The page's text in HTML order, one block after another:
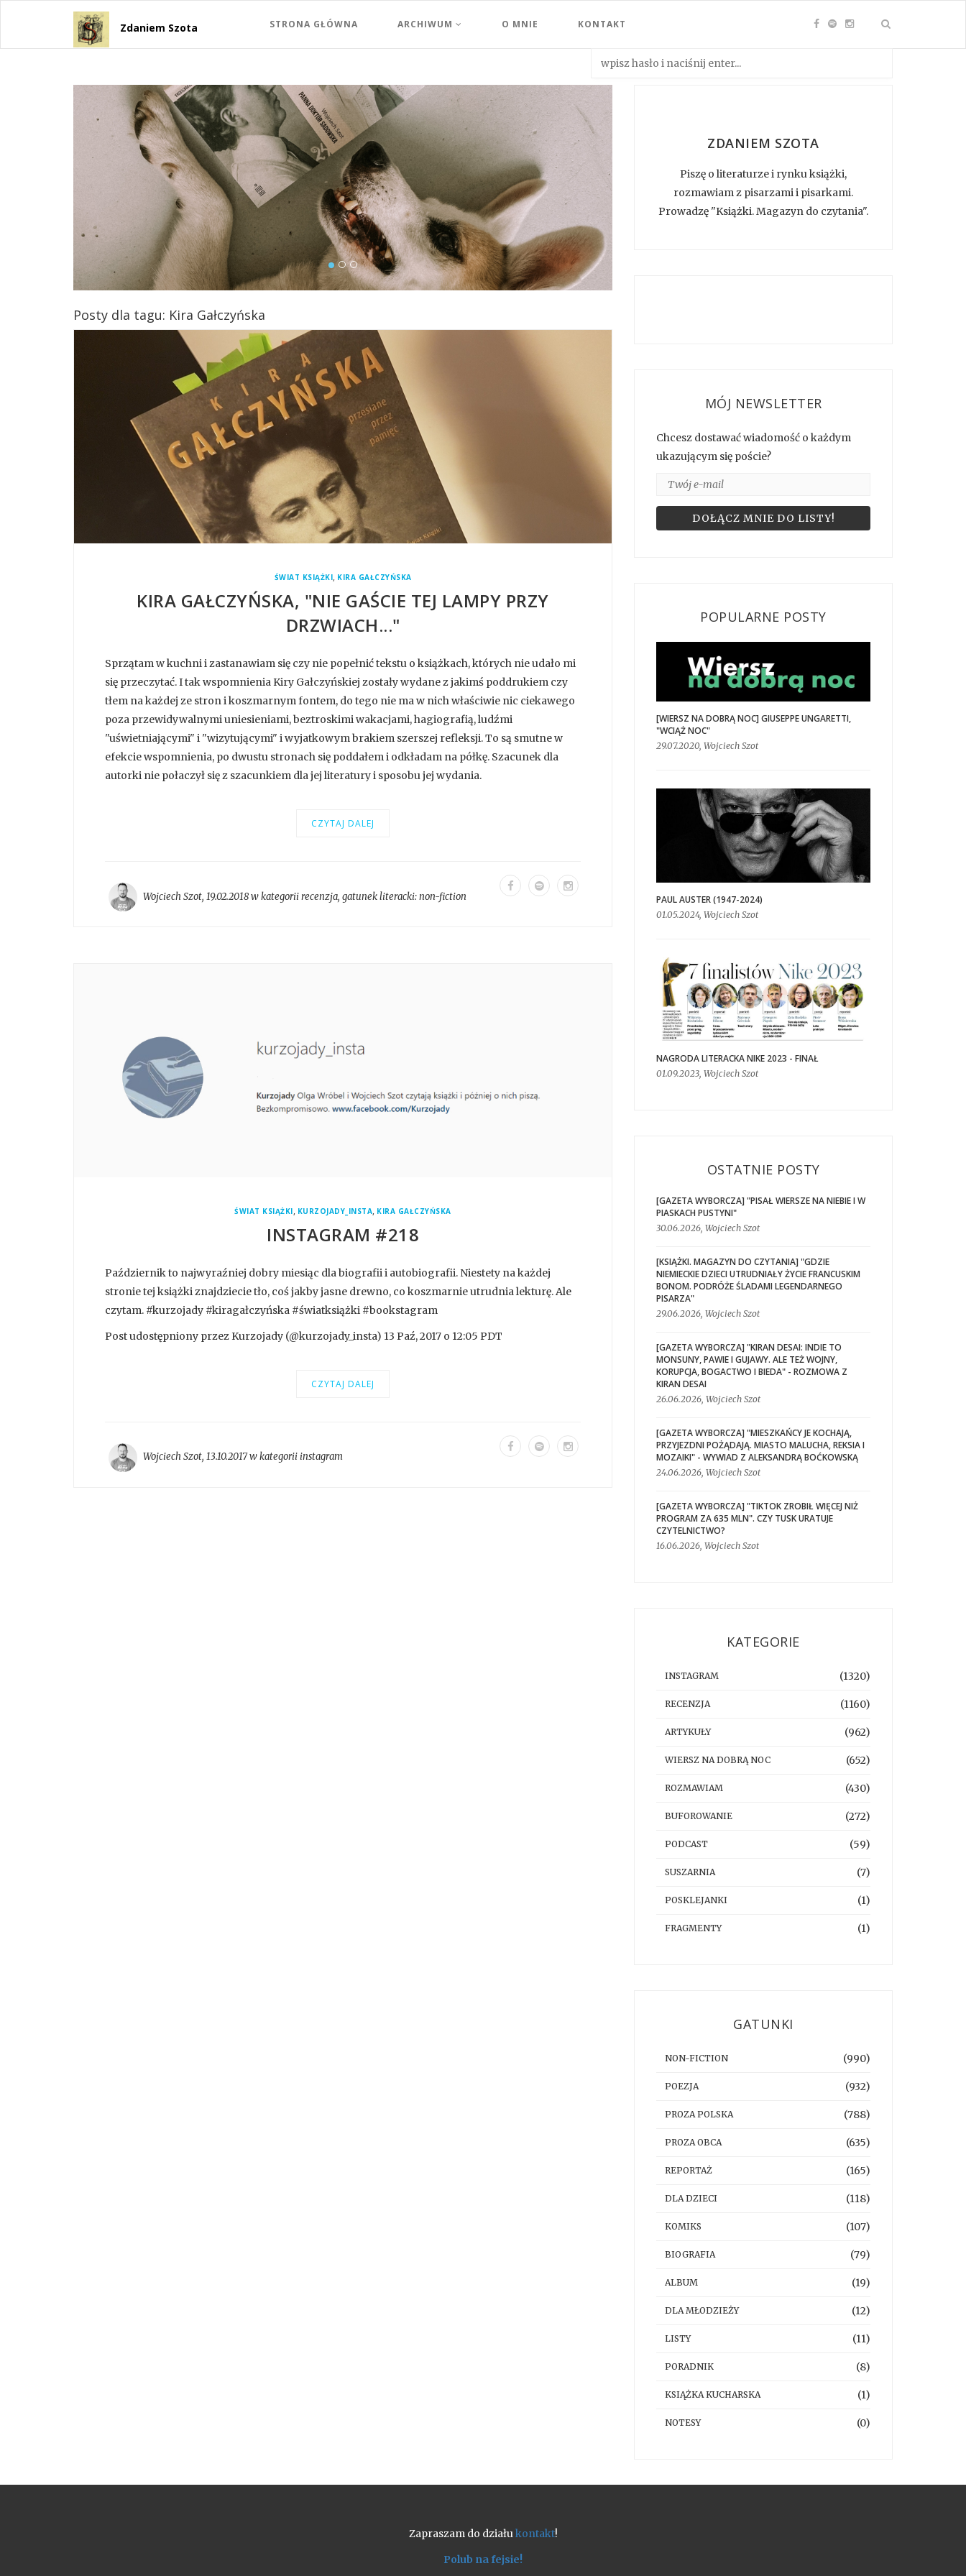
Zdaniem Szota STRONA GŁÓWNA ARCHIWUM O MNIE KONTAKT
Posty dla tagu: Kira Gałczyńska
ŚWIAT KSIĄŻKI, KIRA GAŁCZYŃSKA
KIRA GAŁCZYŃSKA, "NIE GAŚCIE TEJ LAMPY PRZY
DRZWIACH..."
Sprzątam w kuchni i zastanawiam się czy nie popełnić tekstu o książkach, których nie udało mi
się przeczytać. I tak wspomnienia Kiry Gałczyńskiej zostały wydane z jakimś poddrukiem czy
tłem na każdej ze stron i koszmarnym fontem, do tego nie ma w nich właściwie nic ciekawego
poza przewidywalnymi uniesieniami, beztroskimi wakacjami, hagiografią, ludźmi
"uświetniającymi" i "wizytującymi" i wyjatkowym brakiem szerszej refleksji. To są smutne w
efekcie wspomnienia, po dwustu stronach się poddałem i odkładam na półkę. Szacunek dla
autorki nie połaczył się z szacunkiem dla jej literatury i sposobu jej wydania.
CZYTAJ DALEJ
Wojciech Szot, 19.02.2018 w kategoriirecenzja, gatunek literacki:non-fiction
ŚWIAT KSIĄŻKI, KURZOJADY_INSTA, KIRA GAŁCZYŃSKA
INSTAGRAM #218
Październik to najwyraźniej dobry miesiąc dla biografii i autobiografii. Niestety na każdej
stronie tej książki znajdziecie tło, coś jakby jasne drewno, co koszmarnie utrudnia lekturę. Ale
czytam. #kurzojady #kiragałczyńska #światksiążki #bookstagram
Post udostępniony przez Kurzojady (@kurzojady_insta) 13 Paź, 2017 o 12:05 PDT
CZYTAJ DALEJ
Wojciech Szot, 13.10.2017 w kategoriiinstagram
ZDANIEM SZOTA
Piszę o literaturze i rynku książki,
rozmawiam z pisarzami i pisarkami.
Prowadzę "Książki. Magazyn do czytania".
MÓJ NEWSLETTER
Chcesz dostawać wiadomość o każdym
ukazującym się poście?
POPULARNE POSTY
[WIERSZ NA DOBRĄ NOC] GIUSEPPE UNGARETTI,
"WCIĄŻ NOC"
29.07.2020, Wojciech Szot
PAUL AUSTER (1947-2024)
01.05.2024, Wojciech Szot
NAGRODA LITERACKA NIKE 2023 - FINAŁ
01.09.2023, Wojciech Szot
OSTATNIE POSTY
[GAZETA WYBORCZA] "PISAŁ WIERSZE NA NIEBIE I W
PIASKACH PUSTYNI"
30.06.2026, Wojciech Szot
[KSIĄŻKI. MAGAZYN DO CZYTANIA] "GDZIE
NIEMIECKIE DZIECI UTRUDNIAŁY ŻYCIE FRANCUSKIM
BONOM. PODRÓŻE ŚLADAMI LEGENDARNEGO
PISARZA"
29.06.2026, Wojciech Szot
[GAZETA WYBORCZA] "KIRAN DESAI: INDIE TO
MONSUNY, PAWIE I GUJAWY. ALE TEŻ WOJNY,
KORUPCJA, BOGACTWO I BIEDA" - ROZMOWA Z
KIRAN DESAI
26.06.2026, Wojciech Szot
[GAZETA WYBORCZA] "MIESZKAŃCY JE KOCHAJĄ,
PRZYJEZDNI POŻĄDAJĄ. MIASTO MALUCHA, REKSIA I
MOZAIKI" - WYWIAD Z ALEKSANDRĄ BOĆKOWSKĄ
24.06.2026, Wojciech Szot
[GAZETA WYBORCZA] "TIKTOK ZROBIŁ WIĘCEJ NIŻ
PROGRAM ZA 635 MLN". CZY TUSK URATUJE
CZYTELNICTWO?
16.06.2026, Wojciech Szot
KATEGORIE
INSTAGRAM (1320)
RECENZJA (1160)
ARTYKUŁY (962)
WIERSZ NA DOBRĄ NOC (652)
ROZMAWIAM (430)
BUFOROWANIE (272)
PODCAST (59)
SUSZARNIA (7)
POSKLEJANKI (1)
FRAGMENTY (1)
GATUNKI
NON-FICTION (990)
POEZJA (932)
PROZA POLSKA (788)
PROZA OBCA (635)
REPORTAŻ (165)
DLA DZIECI (118)
KOMIKS (107)
BIOGRAFIA (79)
ALBUM (19)
DLA MŁODZIEŻY (12)
LISTY (11)
PORADNIK (8)
KSIĄŻKA KUCHARSKA (1)
NOTESY (0)
Zapraszam do działukontakt!
Polub na fejsie!